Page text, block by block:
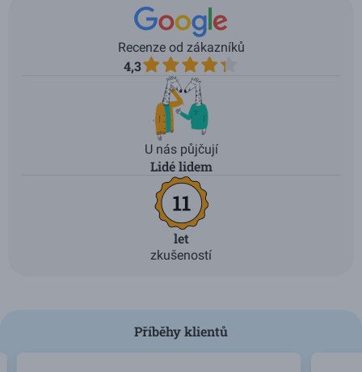
Recenze od zákazníků
4,3
U nás půjčují
Lidé lidem
let
zkušeností
Příběhy klientů